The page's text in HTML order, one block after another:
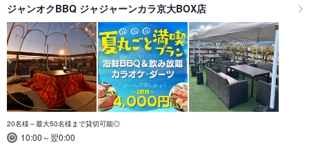
ジャンオクBBQ ジャジャーンカラ京大BOX店
20名様～最大50名様まで貸切可能◎
10:00～翌0:00